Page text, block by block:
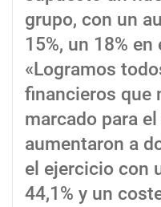
grupo, con un
15%, un 18%
«Logramos
financieros que
marcado para
aumentaron a
el ejercicio con
44,1% y un